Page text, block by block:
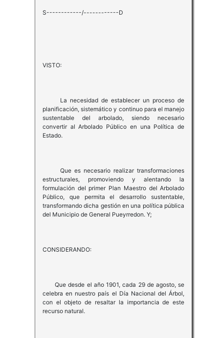
S------------/------------D
VISTO:
La necesidad de establecer un proceso de
planificación, sistemático y continuo para el manejo
sustentable del arbolado, siendo necesario
convertir al Arbolado Público en una Política de
Estado.
Que es necesario realizar transformaciones
estructurales, promoviendo y alentando la
formulación del primer Plan Maestro del Arbolado
Público, que permita el desarrollo sustentable,
transformando dicha gestión en una política pública
del Municipio de General Pueyrredon. Y;
CONSIDERANDO:
Que desde el año 1901, cada 29 de agosto, se
celebra en nuestro país el Día Nacional del Árbol,
con el objeto de resaltar la importancia de este
recurso natural.